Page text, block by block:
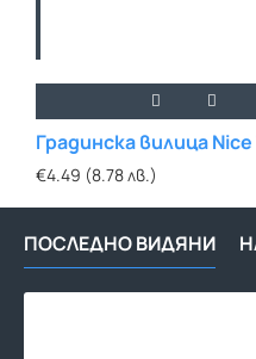
Градинска вилица
€4.49 (8.78 лв.)
ПОСЛЕДНО ВИДЯНИ